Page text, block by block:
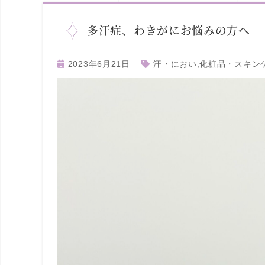
多汗症、わきがにお悩みの方へ
2023年6月21日 汗・におい ,化粧品・スキン